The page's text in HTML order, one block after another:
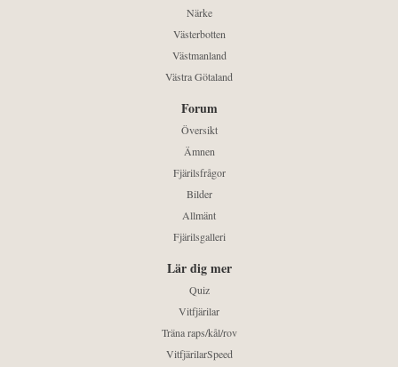
Närke
Västerbotten
Västmanland
Västra Götaland
Forum
Översikt
Ämnen
Fjärilsfrågor
Bilder
Allmänt
Fjärilsgalleri
Lär dig mer
Quiz
Vitfjärilar
Träna raps/kål/rov
VitfjärilarSpeed